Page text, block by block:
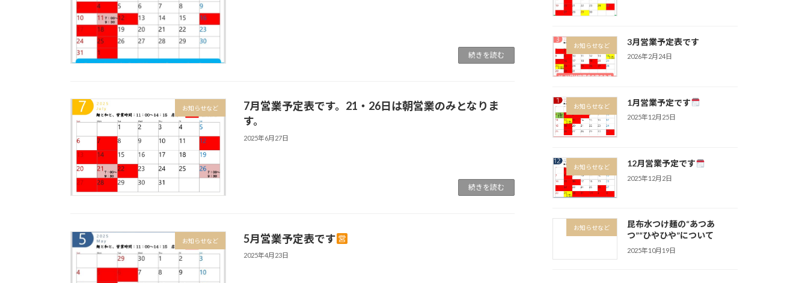
続きを読む
お知らせなど
7月営業予定表です。21・26日は朝営業のみとなりま
す。
2025年6月27日
続きを読む
お知らせなど 5月営業予定表です
2025年4月23日
お知らせなど 3月営業予定表です
2026年2月24日
お知らせなど 1月営業予定です
2025年12月25日
お知らせなど 12月営業予定です
2025年12月2日
お知らせなど
昆布水つけ麺の“あつあ
つ”“ひやひや”について
2025年10月19日